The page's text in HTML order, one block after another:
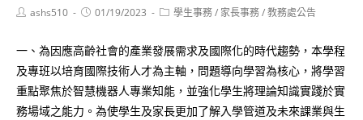
Postashs510
Post01/19/2023
Post學生事務/ 家長事務/教務處公告
一、為因應高齡社會的產業發展需求及國際化的時代趨勢，本學程
及專班以培育國際技術人才為主軸，問題導向學習為核心，將學習
重點聚焦於智慧機器人專業知能，並強化學生將理論知識實踐於實
務場域之能力。為使學生及家長更加了解入學管道及未來課業與生